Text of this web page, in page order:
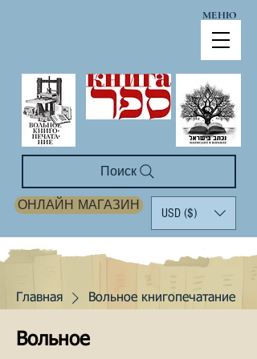
МЕНЮ
ОНЛАЙН МАГАЗИН
USD ($)
Поиск
Главная Вольное книгопечатание
Вольное